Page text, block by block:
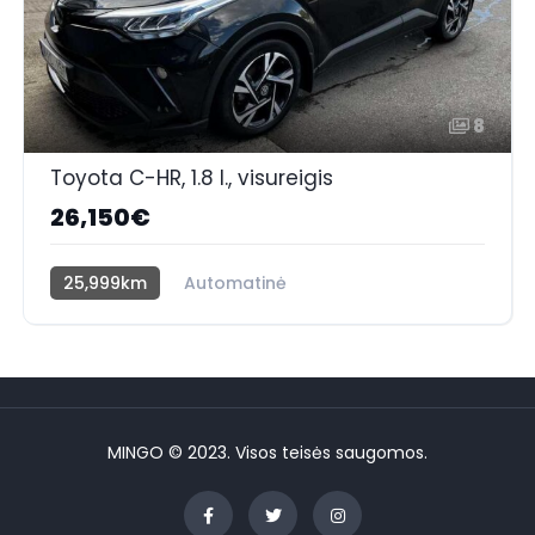
8
Toyota C-HR, 1.8 l., visureigis
26,150€
25,999km
Automatinė
MINGO © 2023. Visos teisės saugomos.